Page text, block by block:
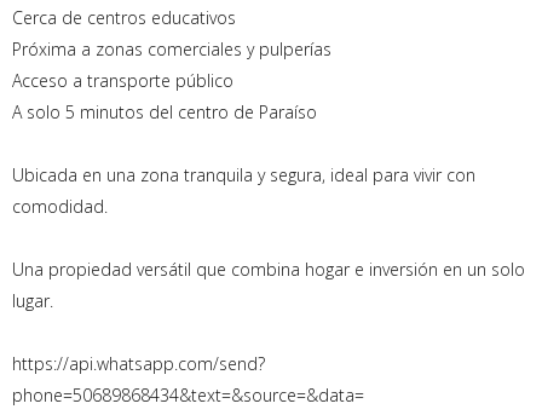
Cerca de centros educativos
Próxima a zonas comerciales y pulperías
Acceso a transporte público
A solo 5 minutos del centro de Paraíso
Ubicada en una zona tranquila y segura, ideal para vivir con
comodidad.
Una propiedad versátil que combina hogar e inversión en un solo
lugar.
https://api.whatsapp.com/send?
phone=50689868434&text=&source=&data=